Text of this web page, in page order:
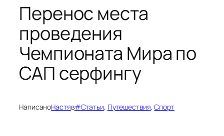
Перенос места
проведения
Чемпионата Мира по
САП серфингу
НаписаноНастяв#Статьи, Путешествия, Спорт